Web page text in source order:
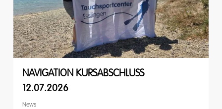
NAVIGATION KURSABSCHLUSS
12.07.2026
News